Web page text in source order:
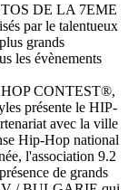
DE LA 7EME
par le talentueux
grands
les évènements
CONTEST®,
présente le HIP-
avec la ville
Hip-Hop national
l'association 9.2
de grands